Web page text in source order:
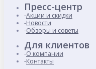
Пресс-центр
Акции и скидки
Новости
Обзоры и советы
Для клиентов
О компании
Контакты